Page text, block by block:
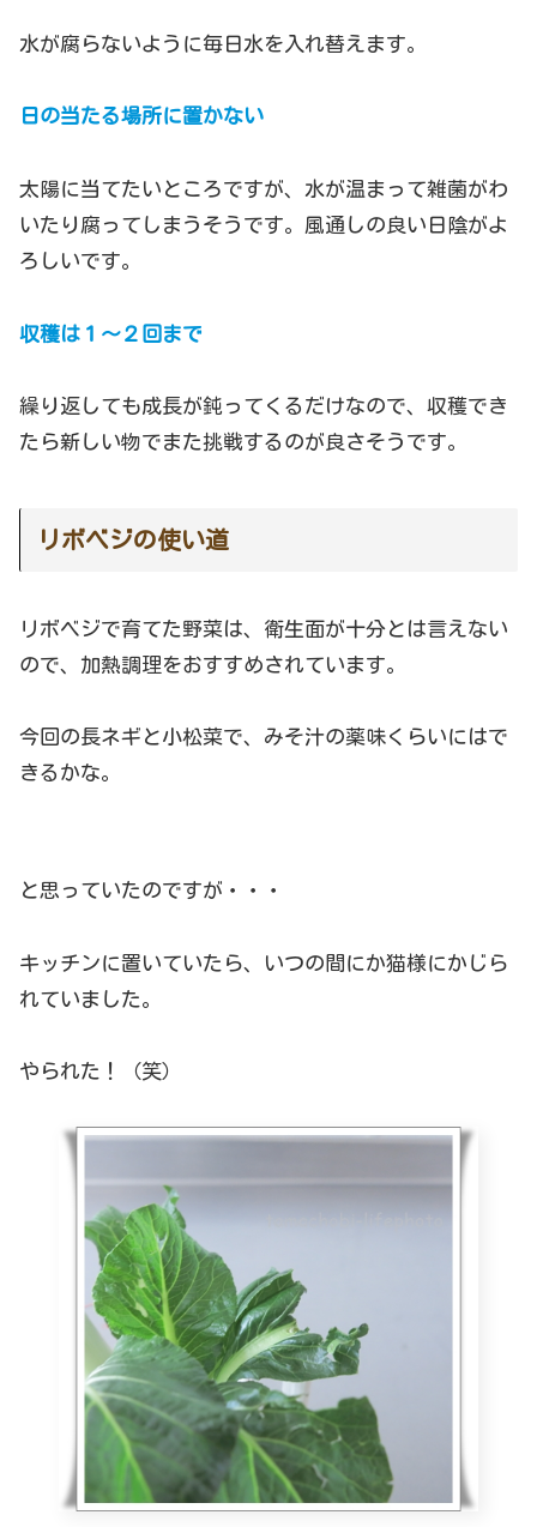
水が腐らないように毎日水を入れ替えます。
日の当たる場所に置かない
太陽に当てたいところですが、水が温まって雑菌がわ
いたり腐ってしまうそうです。風通しの良い日陰がよ
ろしいです。
収穫は１～２回まで
繰り返しても成長が鈍ってくるだけなので、収穫でき
たら新しい物でまた挑戦するのが良さそうです。
リボベジの使い道
リボベジで育てた野菜は、衛生面が十分とは言えない
ので、加熱調理をおすすめされています。
今回の長ネギと小松菜で、みそ汁の薬味くらいにはで
きるかな。
と思っていたのですが・・・
キッチンに置いていたら、いつの間にか猫様にかじら
れていました。
やられた！（笑）